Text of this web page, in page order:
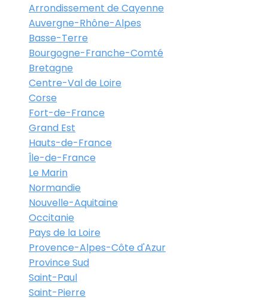
Arrondissement de Cayenne
Auvergne-Rhône-Alpes
Basse-Terre
Bourgogne-Franche-Comté
Bretagne
Centre-Val de Loire
Corse
Fort-de-France
Grand Est
Hauts-de-France
Île-de-France
Le Marin
Normandie
Nouvelle-Aquitaine
Occitanie
Pays de la Loire
Provence-Alpes-Côte d'Azur
Province Sud
Saint-Paul
Saint-Pierre